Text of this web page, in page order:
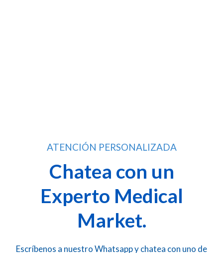
ATENCIÓN PERSONALIZADA
Chatea con un
Experto Medical
Market.
Escríbenos a nuestro Whatsapp y chatea con uno de